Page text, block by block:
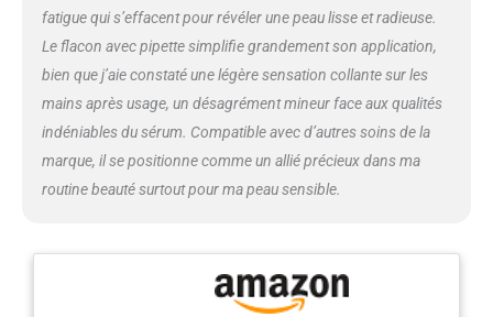
fatigue qui s’effacent pour révéler une peau lisse et radieuse.
Le flacon avec pipette simplifie grandement son application,
bien que j’aie constaté une légère sensation collante sur les
mains après usage, un désagrément mineur face aux qualités
indéniables du sérum. Compatible avec d’autres soins de la
marque, il se positionne comme un allié précieux dans ma
routine beauté surtout pour ma peau sensible.